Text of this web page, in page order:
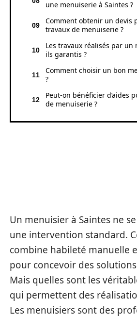
une menuiserie à Saintes ?
Comment obtenir un devis
travaux de menuiserie ?
Les travaux réalisés par un
ils garantis ?
Comment choisir un bon
?
Peut-on bénéficier d’aides
de menuiserie ?
Un menuisier à Saintes ne
une intervention standard.
combine habileté manuelle
pour concevoir des
Mais quelles sont les
qui permettent des
Les menuisiers sont des